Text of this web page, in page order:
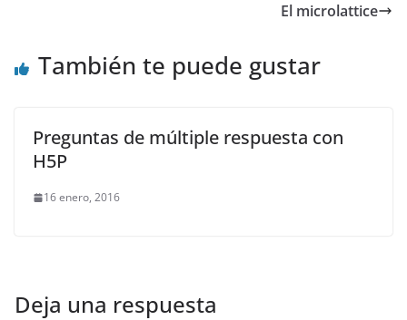
El microlattice
También te puede gustar
Preguntas de múltiple respuesta con
H5P
16 enero, 2016
Deja una respuesta